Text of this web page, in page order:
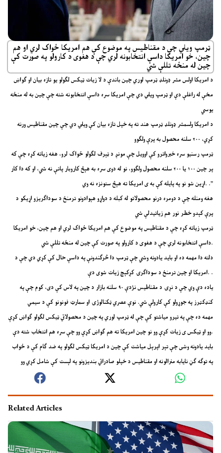
ټرمپ ویلي چې د مقناطیس په موضوع کې هم امریکا ځواک لري او هم
چین، خو امریکا داسې انتخابونه لري چې د هغوی د کارولو په صورت کې
چین له منځه تللې شي
د امریکا اولس مشر ډونلډ ټرمپ لوري چین باندې د لا زیات ټیکس لګولو یو تازه بیان او ګواښ
مخې له راغلې دې او ټرمپ ویلي دي چې امریکا سره داسې انتخابونه شته چې چین به له منځه
یوسي
د امریکا ولسمشر ډونلډ ټرمپ هند ته په خپل تازه بیان کې ویلي دي چې چین مقناطیس ورنه
کړي، ۲۰۰ سلنه محصول به پرې ولګوو
ټرمپ رسنیو سره خبرواترو کې اوویل چې مونږ د ټېرف لګولو ځواک لرو، هغه زیاته کړه چې که
پر چین ۱۰۰ یا ۲۰۰ سلنه محصول ولګوو، نو له دوی سره به هېڅ کاروبار پاتې نه شي، او که دا کار
اړین شو نو په پایله کې به ی امریکا ته هېڅ ستونزه نه وي. .”
هغه ومنله چې د دومره درنو محصولاتو له کبله د دواړو هېوادونو ترمنځ د سوداګریزو اړیکو د
پرې کېدو خطر نور هم زیاتیدلې شي
ټرمپ زیاته کړه چې د مقناطیس په موضوع کې هم امریکا ځواک لري او هم چین، خو امریکا
داسې انتخابونه لري چې د هغوی د کارولو په صورت کې چین له منځه تللې شي.
دلته دا مهمه ده او باید یادونه وشي چې ټرمپ دا څرګندونې په داسې حال کې کړي دي چې د
امریکا او چین ترمنځ د سوداګرۍ کړکېچ زیات شوی دې. .
یاده دې وي چې د نړۍ د مقناطیس نژدې ۹۰ سلنه بازار د چین په لاس کې دی، کوم چې په
کنډکټرز په جوړولو کې کارولې شي. نوې عصري ټکنالوژۍ او سمارټ فونونو کې د سیمي
مهمه ده چې په تیرو میاشتو کې چې له ټرمپ لوري په چین د محصولاتي ټیکس لګولو ګواښ کړې
وو او ټیکس ی زیات کړې وو نو چین امریکا ته هم ګواښ کړې وو چې سره هم انتخاب شته دې.
باید یادونه وشی چې تېر اپرېل میاشت کې چین د امریکا ټیکس لګولو په ضد ګام کې د ځواب
په توګه ګڼ نایابه منرالونه او مقناطیس د خپلو صادراتي بندیزونو په لېست کې شامل کړي وو
Related Articles